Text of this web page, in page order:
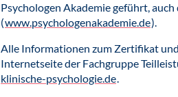
Psychologen Akademie geführt,
(www.psychologenakademie.de).
Alle Informationen zum Zertifikat
Internetseite der Fachgruppe
klinische-psychologie.de.